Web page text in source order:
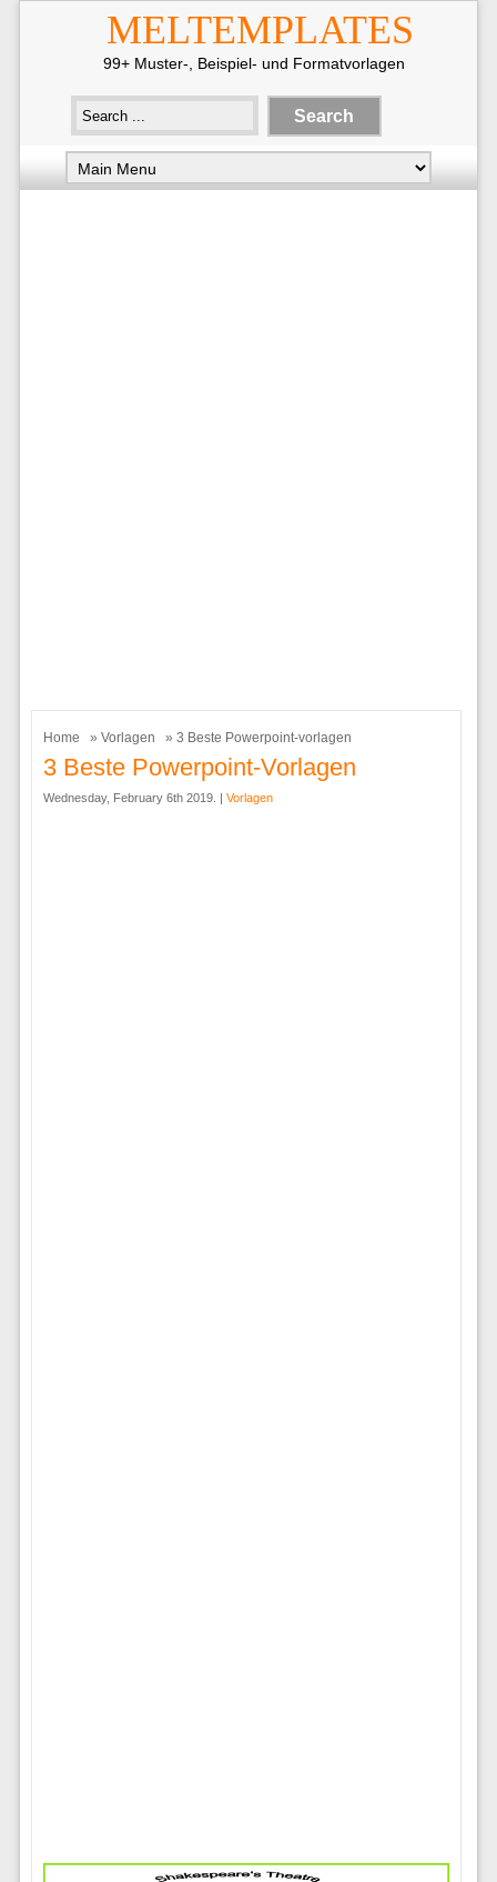
MELTEMPLATES
99+ Muster-, Beispiel- und Formatvorlagen
Home » Vorlagen » 3 Beste Powerpoint-vorlagen
3 Beste Powerpoint-Vorlagen
Wednesday, February 6th 2019. | Vorlagen